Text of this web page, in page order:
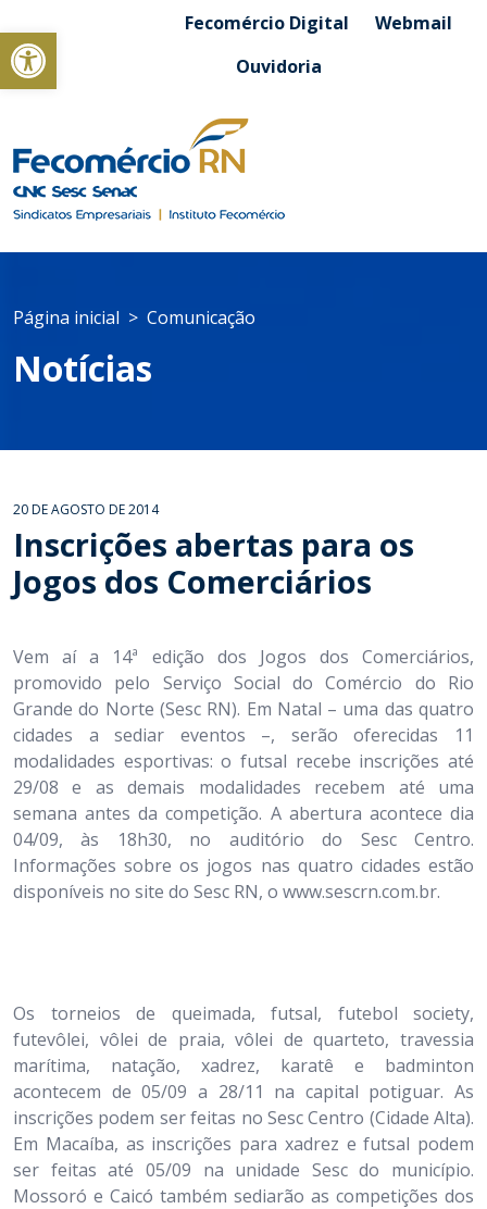
Abrir a barra de ferramentasFecomércio Digital
Webmail
Ouvidoria
Página inicial Comunicação
Notícias
20 DE AGOSTO DE 2014
Inscrições abertas para os
Jogos dos Comerciários
Vem aí a 14ª edição dos Jogos dos Comerciários,
promovido pelo Serviço Social do Comércio do Rio
Grande do Norte (Sesc RN). Em Natal – uma das quatro
cidades a sediar eventos –, serão oferecidas 11
modalidades esportivas: o futsal recebe inscrições até
29/08 e as demais modalidades recebem até uma
semana antes da competição. A abertura acontece dia
04/09, às 18h30, no auditório do Sesc Centro.
Informações sobre os jogos nas quatro cidades estão
disponíveis no site do Sesc RN, o www.sescrn.com.br.
Os torneios de queimada, futsal, futebol society,
futevôlei, vôlei de praia, vôlei de quarteto, travessia
marítima, natação, xadrez, karatê e badminton
acontecem de 05/09 a 28/11 na capital potiguar. As
inscrições podem ser feitas no Sesc Centro (Cidade Alta).
Em Macaíba, as inscrições para xadrez e futsal podem
ser feitas até 05/09 na unidade Sesc do município.
Mossoró e Caicó também sediarão as competições dos